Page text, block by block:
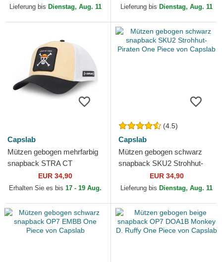
von Capslab
Lieferung bis Dienstag, Aug. 11
Capslab
Lieferung bis Dienstag, Aug. 11
Capslab
Mützen gebogen mehrfarbig
snapback STRA CT
Strohhut-Piraten One Piece
von Capslab
EUR 34,90
Erhalten Sie es bis 17 - 19 Aug.
(4.5)
Capslab
Mützen gebogen schwarz
snapback SKU2 Strohhut-
Piraten One Piece von
Capslab
EUR 34,90
Lieferung bis Dienstag, Aug. 11